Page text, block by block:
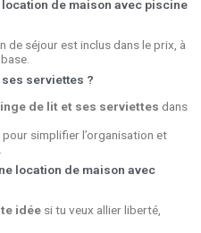
de maison avec piscine
de séjour est inclus dans le prix, à
serviettes ?
de lit et ses serviettes dans
pour simplifier l’organisation et
location de maison avec
idée si tu veux allier liberté,